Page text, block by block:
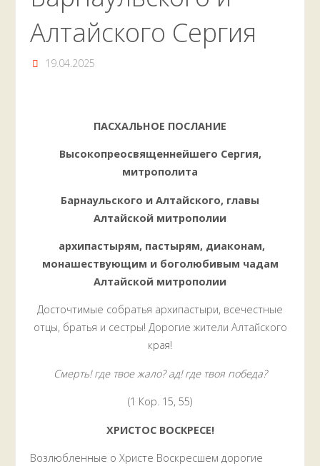
Алтайского Сергия
19.04.2025
ПАСХАЛЬНОЕ ПОСЛАНИЕ
Высокопреосвященнейшего Сергия,
митрополита
Барнаульского и Алтайского, главы
Алтайской митрополии
архипастырям, пастырям, диаконам,
монашествующим и боголюбивым чадам
Алтайской митрополии
Досточтимые собратья архипастыри, всечестные
отцы, братья и сестры! Дорогие жители Алтайского
края!
Смерть! где твое жало? ад! где твоя победа?
(1 Кор. 15, 55)
ХРИСТОС ВОСКРЕСЕ!
Возлюбленные о Христе Воскресшем дорогие